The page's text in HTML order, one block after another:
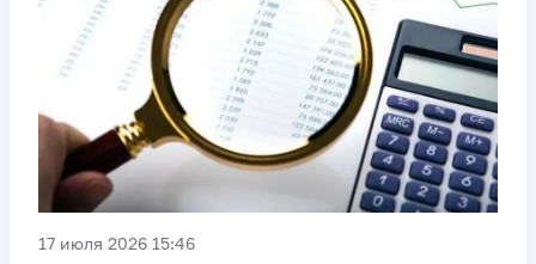
17 июля 2026 15:46